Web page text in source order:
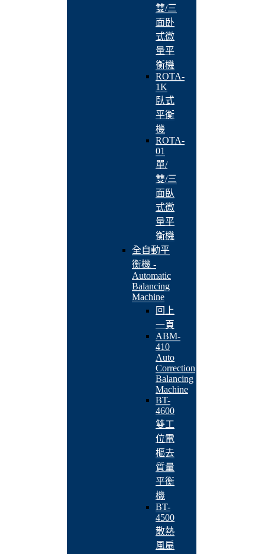
雙/三
面卧
式微
量平
衡機
ROTA-
1K
臥式
平衡
機
ROTA-
01
單/
雙/三
面臥
式微
量平
衡機
全自動平
衡機 -
Automatic
Balancing
Machine
回上
一頁
ABM-
410
Auto
Correction
Balancing
Machine
BT-
4600
雙工
位電
樞去
質量
平衡
機
BT-
4500
散熱
風扇